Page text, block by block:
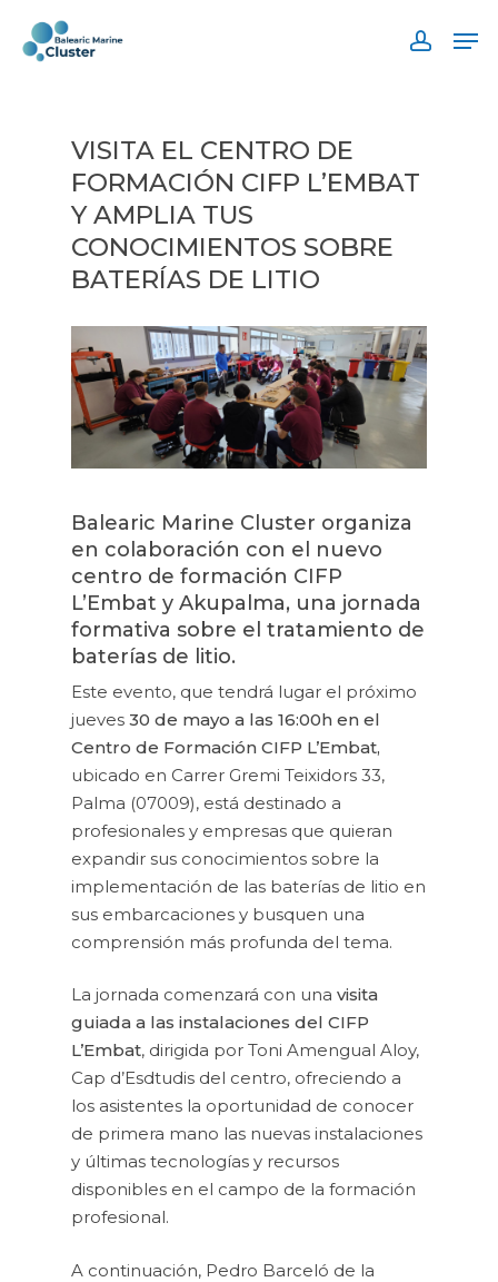
main
VISITA EL CENTRO DE
FORMACIÓN CIFP L’EMBAT
Y AMPLIA TUS
CONOCIMIENTOS SOBRE
BATERÍAS DE LITIO
Balearic Marine Cluster organiza
en colaboración con el nuevo
centro de formación CIFP
L’Embat y Akupalma, una jornada
formativa sobre el tratamiento de
baterías de litio.
Este evento, que tendrá lugar el próximo
jueves 30 de mayo a las 16:00h en el
Centro de Formación CIFP L’Embat,
ubicado en Carrer Gremi Teixidors 33,
Palma (07009), está destinado a
profesionales y empresas que quieran
expandir sus conocimientos sobre la
implementación de las baterías de litio en
sus embarcaciones y busquen una
comprensión más profunda del tema.
La jornada comenzará con una visita
guiada a las instalaciones del CIFP
L’Embat, dirigida por Toni Amengual Aloy,
Cap d’Esdtudis del centro, ofreciendo a
los asistentes la oportunidad de conocer
de primera mano las nuevas instalaciones
y últimas tecnologías y recursos
disponibles en el campo de la formación
profesional.
A continuación, Pedro Barceló de la